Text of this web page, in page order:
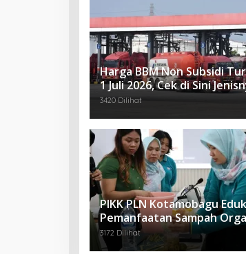
Harga BBM Non Subsidi
1 Juli 2026, Cek di Sini
3420 Dilihat
PIKK PLN Kotamobagu
Pemanfaatan Sampah
Dorong Gaya Hidup Ramah
Lingkungan
3172 Dilihat